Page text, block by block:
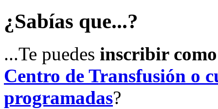
¿Sabías que...?
...Te puedes inscribir
Centro de Transfusión o
programadas?